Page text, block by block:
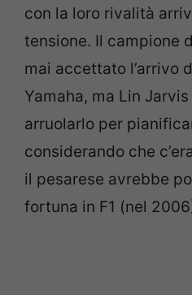
con la loro rivalità
tensione. Il campione
mai accettato l’arrivo
Yamaha, ma Lin
arruolarlo per
considerando che
il pesarese avrebbe
fortuna in F1 (nel